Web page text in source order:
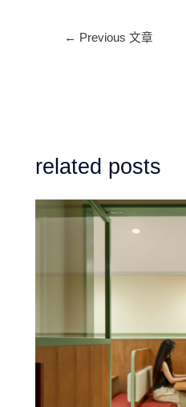
← Previous 文章
related posts